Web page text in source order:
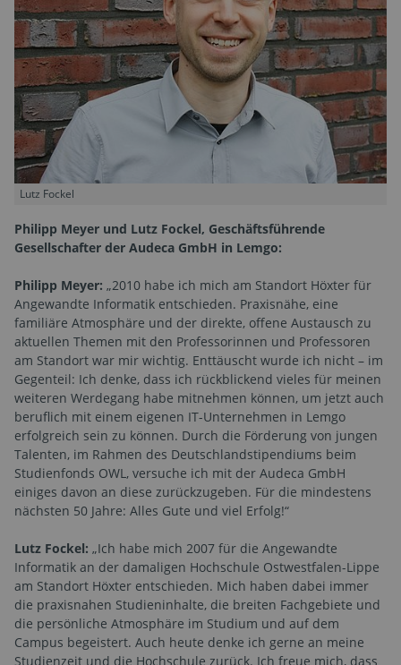
Lutz Fockel
Philipp Meyer und Lutz Fockel, Geschäftsführende
Gesellschafter der Audeca GmbH in Lemgo:
Philipp Meyer: „2010 habe ich mich am Standort Höxter für
Angewandte Informatik entschieden. Praxisnähe, eine
familiäre Atmosphäre und der direkte, offene Austausch zu
aktuellen Themen mit den Professorinnen und Professoren
am Standort war mir wichtig. Enttäuscht wurde ich nicht – im
Gegenteil: Ich denke, dass ich rückblickend vieles für meinen
weiteren Werdegang habe mitnehmen können, um jetzt auch
beruflich mit einem eigenen IT-Unternehmen in Lemgo
erfolgreich sein zu können. Durch die Förderung von jungen
Talenten, im Rahmen des Deutschlandstipendiums beim
Studienfonds OWL, versuche ich mit der Audeca GmbH
einiges davon an diese zurückzugeben. Für die mindestens
nächsten 50 Jahre: Alles Gute und viel Erfolg!“
Lutz Fockel: „Ich habe mich 2007 für die Angewandte
Informatik an der damaligen Hochschule Ostwestfalen-Lippe
am Standort Höxter entschieden. Mich haben dabei immer
die praxisnahen Studieninhalte, die breiten Fachgebiete und
die persönliche Atmosphäre im Studium und auf dem
Campus begeistert. Auch heute denke ich gerne an meine
Studienzeit und die Hochschule zurück. Ich freue mich, dass